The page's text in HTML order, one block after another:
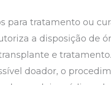
para tratamento ou
a disposição
e
doador, o